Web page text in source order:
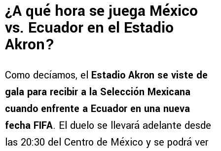
¿A qué hora se juega México
vs. Ecuador en el Estadio
Akron?
Como decíamos, el Estadio Akron se viste de
gala para recibir a la Selección Mexicana
cuando enfrente a Ecuador en una nueva
fecha FIFA. El duelo se llevará adelante desde
las 20:30 del Centro de México y se podrá ver